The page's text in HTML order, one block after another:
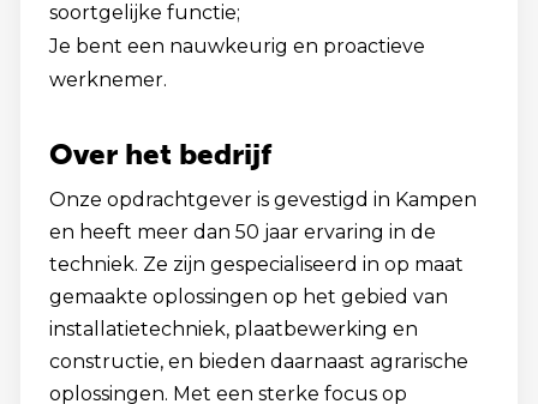
soortgelijke functie;
Je bent een nauwkeurig en proactieve
werknemer.
Over het bedrijf
Onze opdrachtgever is gevestigd in Kampen
en heeft meer dan 50 jaar ervaring in de
techniek. Ze zijn gespecialiseerd in op maat
gemaakte oplossingen op het gebied van
installatietechniek, plaatbewerking en
constructie, en bieden daarnaast agrarische
oplossingen. Met een sterke focus op